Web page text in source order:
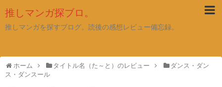
推しマンガ探ブロ。
推しマンガを探すブログ。読後の感想レビュー備忘録。
ホーム タイトル名（た～と）のレビュー
ダンス・ダン
ス・ダンスール